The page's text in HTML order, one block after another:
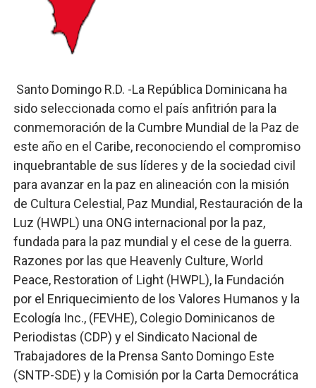
Lee Ballester a los que se forman como agentes
Operativo Interinstitucional “Compromiso Ambiental
Trabajadores de la prensa y Obispado de la Provincia
Ministerio de Cultura anuncia ganadores de Premios
Más de 180 dirigentes sindicales de las Américas se
Santo Domingo R.D. -La República Dominicana ha
sido seleccionada como el país anfitrión para la
conmemoración de la Cumbre Mundial de la Paz de
este año en el Caribe, reconociendo el compromiso
inquebrantable de sus líderes y de la sociedad civil
para avanzar en la paz en alineación con la misión
de Cultura Celestial, Paz Mundial, Restauración de la
Luz (HWPL) una ONG internacional por la paz,
fundada para la paz mundial y el cese de la guerra.
Razones por las que Heavenly Culture, World
Peace, Restoration of Light (HWPL), la Fundación
por el Enriquecimiento de los Valores Humanos y la
Ecología Inc., (FEVHE), Colegio Dominicanos de
Periodistas (CDP) y el Sindicato Nacional de
Trabajadores de la Prensa Santo Domingo Este
(SNTP-SDE) y la Comisión por la Carta Democrática